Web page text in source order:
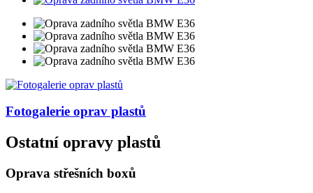
Fotogalerie oprav plastů
Ostatní opravy plastů
Oprava střešních boxů